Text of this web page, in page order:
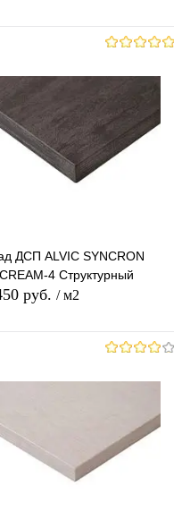
Купить в 1 клик
К
сравнению
В избранное В наличии
ДСП ALVIC SYNCRON
4 Структурный
руб. / м2
сравнению
В избранное В наличии